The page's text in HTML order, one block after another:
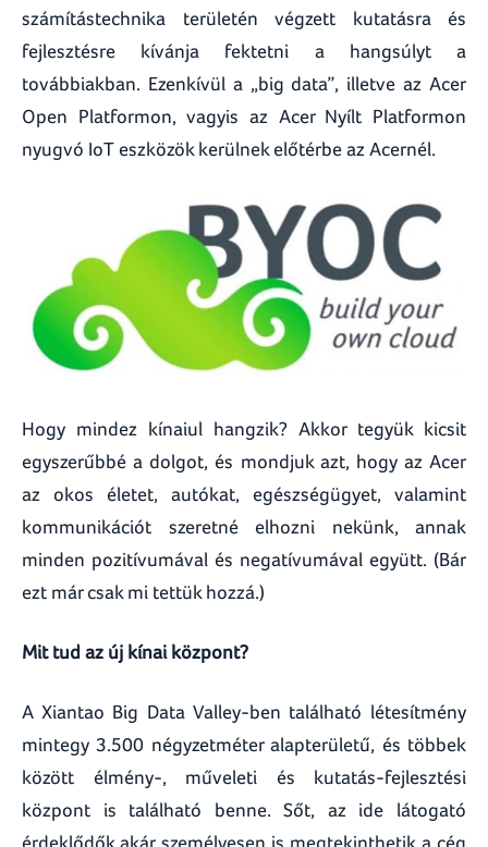
számítástechnika területén végzett kutatásra és
fejlesztésre kívánja fektetni a hangsúlyt a
továbbiakban. Ezenkívül a „big data”, illetve az Acer
Open Platformon, vagyis az Acer Nyílt Platformon
nyugvó IoT eszközök kerülnek előtérbe az Acernél.
Hogy mindez kínaiul hangzik? Akkor tegyük kicsit
egyszerűbbé a dolgot, és mondjuk azt, hogy az Acer
az okos életet, autókat, egészségügyet, valamint
kommunikációt szeretné elhozni nekünk, annak
minden pozitívumával és negatívumával együtt. (Bár
ezt már csak mi tettük hozzá.)
Mit tud az új kínai központ?
A Xiantao Big Data Valley-ben található létesítmény
mintegy 3.500 négyzetméter alapterületű, és többek
között élmény-, műveleti és kutatás-fejlesztési
központ is található benne. Sőt, az ide látogató
érdeklődők akár személyesen is megtekinthetik a cég